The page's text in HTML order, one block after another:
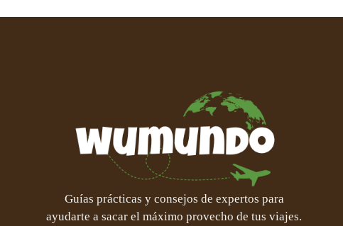
Guías prácticas y consejos de expertos para
ayudarte a sacar el máximo provecho de tus viajes.